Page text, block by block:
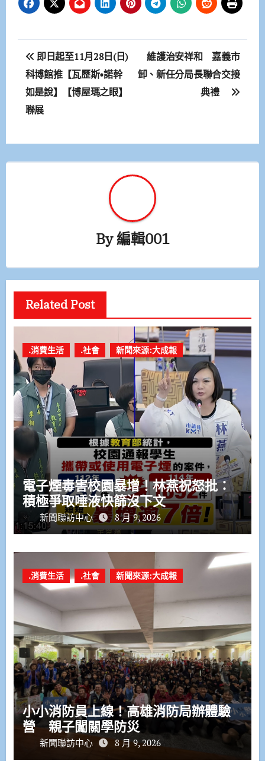
文
章
導
即日起至11月28日(日)
科博館推【瓦歷斯•諾幹
如是說】【博屋瑪之眼】
聯展
維護治安祥和 嘉義市
卸、新任分局長聯合交接
典禮
By編輯001
Related Post
.消費生活 .社會 新聞來源:大成報
電子煙毒害校園暴增！林燕祝怒批：
積極爭取唾液快篩沒下文
新聞聯訪中心 8 月 9, 2026
.消費生活 .社會 新聞來源:大成報
小小消防員上線！高雄消防局辦體驗
營 親子闖關學防災
新聞聯訪中心 8 月 9, 2026